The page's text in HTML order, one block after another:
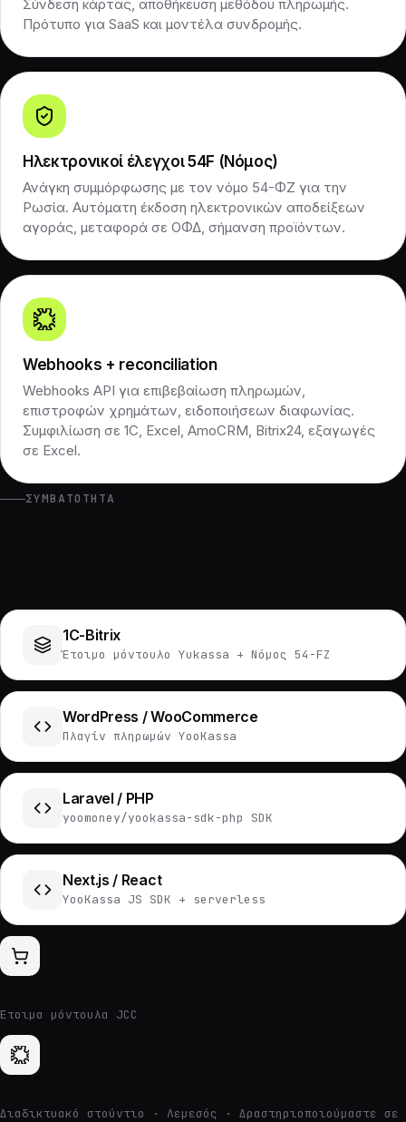
Σύνδεση κάρτας, αποθήκευση μεθόδου πληρωμής.
Πρότυπο για SaaS και μοντέλα συνδρομής.
Ηλεκτρονικοί έλεγχοι 54F (Νόμος)
Ανάγκη συμμόρφωσης με τον νόμο 54-ΦΖ για την
Ρωσία. Αυτόματη έκδοση ηλεκτρονικών αποδείξεων
αγοράς, μεταφορά σε ΟΦΔ, σήμανση προϊόντων.
Webhooks + reconciliation
Webhooks API για επιβεβαίωση πληρωμών,
επιστροφών χρημάτων, ειδοποιήσεων διαφωνίας.
Συμφιλίωση σε 1C, Excel, AmoCRM, Bitrix24, εξαγωγές
σε Excel.
ΣΥΜΒΑΤΌΤΗΤΑ
1C-Bitrix
Έτοιμο μόντουλο Yukassa + Νόμος 54-FZ
WordPress / WooCommerce
Πλαγίν πληρωμών YooKassa
Laravel / PHP
yoomoney/yookassa-sdk-php SDK
Next.js / React
YooKassa JS SDK + serverless
Έτοιμα μόντουλα JCC
Διαδικτυακό στούντιο · Λεμεσός · Δραστηριοποιούμαστε σε